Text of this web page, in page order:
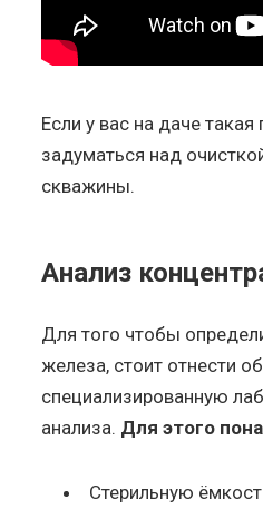
Если у вас на даче
задуматься над
скважины.
Анализ
Для того чтобы
железа, стоит отнести
специализированную
анализа. Для этого
Стерильную